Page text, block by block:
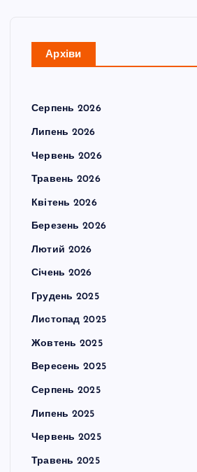
Архіви
Серпень 2026
Липень 2026
Червень 2026
Травень 2026
Квітень 2026
Березень 2026
Лютий 2026
Січень 2026
Грудень 2025
Листопад 2025
Жовтень 2025
Вересень 2025
Серпень 2025
Липень 2025
Червень 2025
Травень 2025